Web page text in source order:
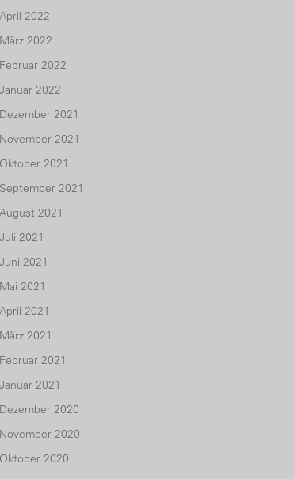
April 2022
März 2022
Februar 2022
Januar 2022
Dezember 2021
November 2021
Oktober 2021
September 2021
August 2021
Juli 2021
Juni 2021
Mai 2021
April 2021
März 2021
Februar 2021
Januar 2021
Dezember 2020
November 2020
Oktober 2020